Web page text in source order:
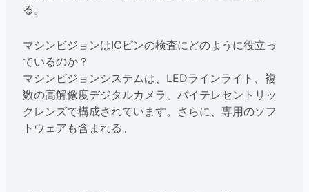
る。
マシンビジョンはICピンの検査にどのように役立っ
ているのか？
マシンビジョンシステムは、LEDラインライト、複
数の高解像度デジタルカメラ、バイテレセントリッ
クレンズで構成されています。さらに、専用のソフ
トウェアも含まれる。